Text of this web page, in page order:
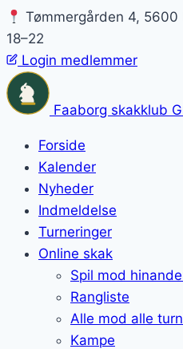
Tømmergården 4, 5600
18–22
Login medlemmer
Faaborg skakklub
Forside
Kalender
Nyheder
Indmeldelse
Turneringer
Online skak
Spil mod
Rangliste
Alle mod alle
Kampe